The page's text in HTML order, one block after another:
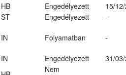
HB Engedélyezett
15/
ST Engedélyezett
-
IN Folyamatban -
IN Engedélyezett
31/
Nem